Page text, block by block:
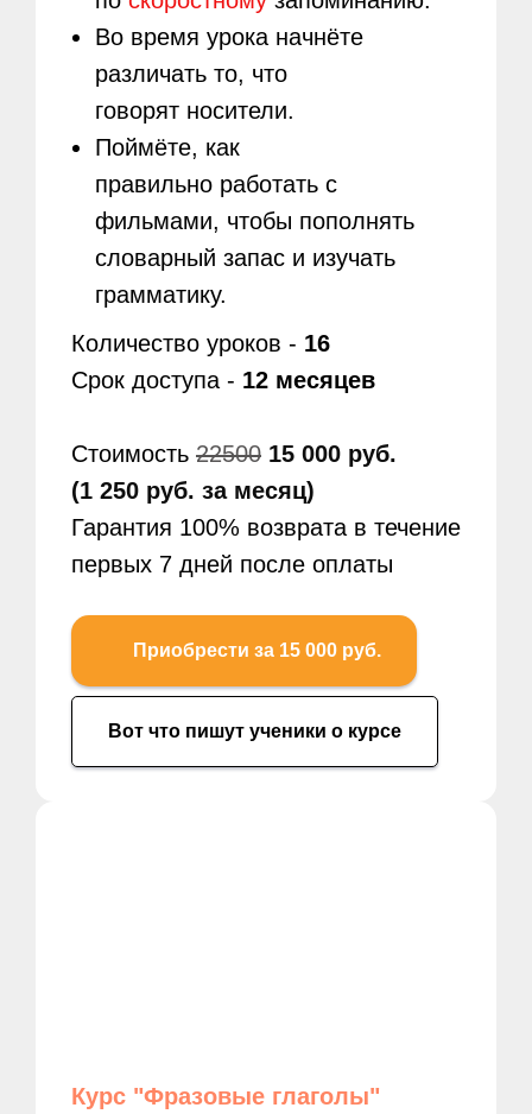
Во время урока начнёте
различать то, что
говорят носители.
Поймёте, как
правильно работать с
фильмами, чтобы пополнять
словарный запас и изучать
грамматику.
Количество уроков - 16
Срок доступа - 12 месяцев
Стоимость 22500 15 000 руб.
(1 250 руб. за месяц)
Гарантия 100% возврата в течение
первых 7 дней после оплаты
Приобрести за 15 000 руб.
Вот что пишут ученики о курсе
Курс "Фразовые глаголы"